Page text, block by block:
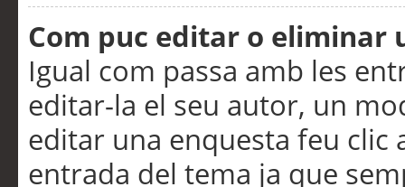
Com puc editar o eliminar
Igual com passa amb les
editar-la el seu autor, un
editar una enquesta feu clic
entrada del tema ja que